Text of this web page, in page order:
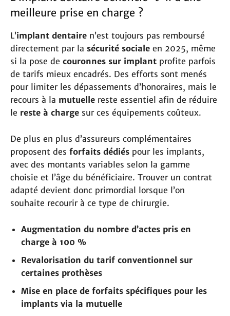
meilleure prise en charge ?
L’implant dentaire n’est toujours pas remboursé
directement par la sécurité sociale en 2025, même
si la pose de couronnes sur implant profite parfois
de tarifs mieux encadrés. Des efforts sont menés
pour limiter les dépassements d’honoraires, mais le
recours à la mutuelle reste essentiel afin de réduire
le reste à charge sur ces équipements coûteux.
De plus en plus d’assureurs complémentaires
proposent des forfaits dédiés pour les implants,
avec des montants variables selon la gamme
choisie et l’âge du bénéficiaire. Trouver un contrat
adapté devient donc primordial lorsque l’on
souhaite recourir à ce type de chirurgie.
Augmentation du nombre d’actes pris en
charge à 100 %
Revalorisation du tarif conventionnel sur
certaines prothèses
Mise en place de forfaits spécifiques pour les
implants via la mutuelle